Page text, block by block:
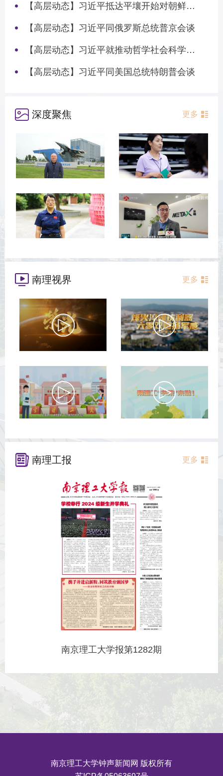
【高层动态】习近平抵达平壤开始对朝鲜进行国事访问
【高层动态】习近平同俄罗斯总统普京会谈
【高层动态】习近平就推动哲学社会科学高质量发展作出重要指示
【高层动态】习近平同美国总统特朗普会谈
深度聚焦 更多
南理视界 更多
南理工报 更多
南京理工大学报第1282期
南京理工大学钟声新闻网 版权所有